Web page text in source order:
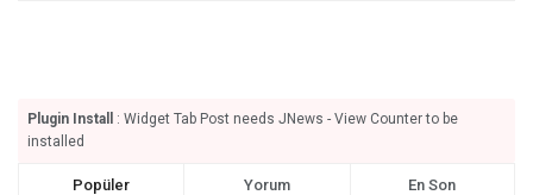
Plugin Install
: Widget Tab Post needs JNews - View Counter to be
installed
Popüler Yorum En Son